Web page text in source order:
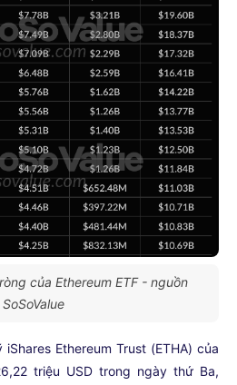
của Ethereum ETF - nguồn
SoSoValue
Ethereum Trust (ETHA) của
triệu USD trong ngày thứ Ba,